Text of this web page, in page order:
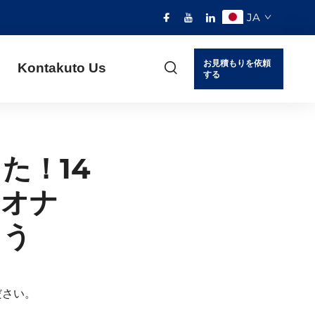
JA
Kontakuto Us
お見積もりを依頼
する
！14
ナ
い。